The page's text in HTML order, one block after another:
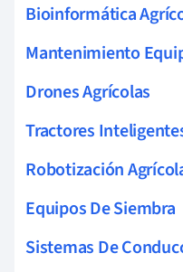
Bioinformática
Mantenimiento
Drones Agrícolas
Tractores
Robotización
Equipos De Siembra
Sistemas De